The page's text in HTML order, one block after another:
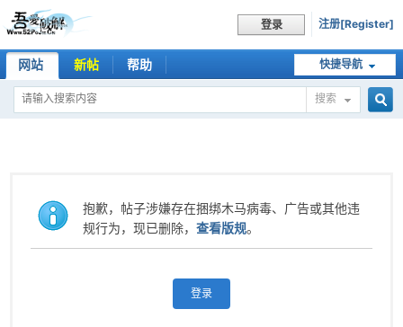
登录 注册[Register]
快捷导航
网站 新帖 帮助
搜索
抱歉，帖子涉嫌存在捆绑木马病毒、广告或其他违
规行为，现已删除，查看版规。
登录